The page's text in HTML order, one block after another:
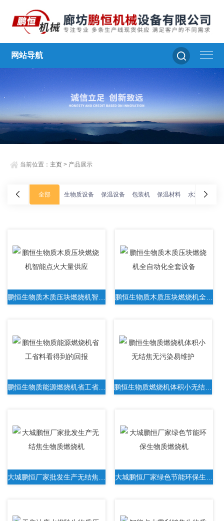
网站导航
当前位置： 主页 > 产品展示
全部 生物质设备 保温设备 包装机 保温材料 水泥切割机
鹏恒生物质木质压块燃烧机智能点火大量供应 鹏恒生物质木质压块燃烧机全自动化全套设备
鹏恒生物质能源燃烧机省工省料看得到的回报 鹏恒生物质燃烧机体积小无结焦无污染易维护
大城鹏恒厂家批发生产无结焦生物质燃烧机 大城鹏恒厂家绿色节能环保生物质燃烧机